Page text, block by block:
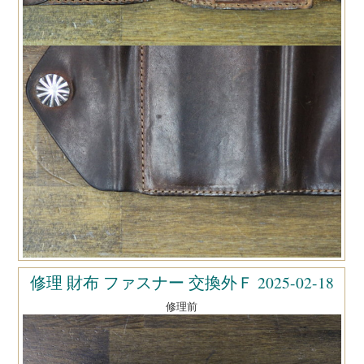
修理 財布 ファスナー 交換外Ｆ 2025-02-18
修理前